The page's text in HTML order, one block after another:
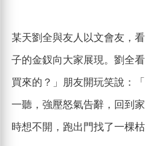
某天劉全與友人以文會友，
子的金釵向大家展現。劉全
買來的？」朋友開玩笑說：
一聽，強壓怒氣告辭，回到
時想不開，跑出門找了一棵枯